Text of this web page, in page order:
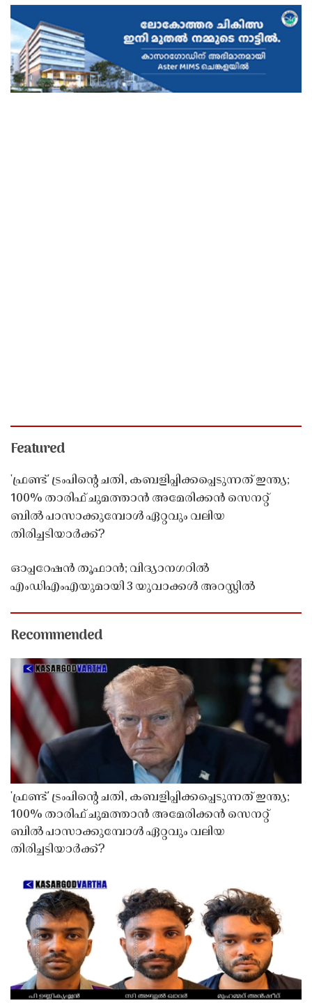
Featured
'ഫ്രണ്ട്' ട്രംപിന്റെ ചതി, കബളിപ്പിക്കപ്പെടുന്നത് ഇന്ത്യ;
100% താരിഫ് ചുമത്താൻ അമേരിക്കൻ സെനറ്റ്
ബിൽ പാസാക്കുമ്പോൾ ഏറ്റവും വലിയ
തിരിച്ചടിയാർക്ക്?
ഓപ്പറേഷൻ തൂഫാൻ; വിദ്യാനഗറിൽ
എംഡിഎംഎയുമായി 3 യുവാക്കൾ അറസ്റ്റിൽ
Recommended
'ഫ്രണ്ട്' ട്രംപിന്റെ ചതി, കബളിപ്പിക്കപ്പെടുന്നത് ഇന്ത്യ;
100% താരിഫ് ചുമത്താൻ അമേരിക്കൻ സെനറ്റ്
ബിൽ പാസാക്കുമ്പോൾ ഏറ്റവും വലിയ
തിരിച്ചടിയാർക്ക്?